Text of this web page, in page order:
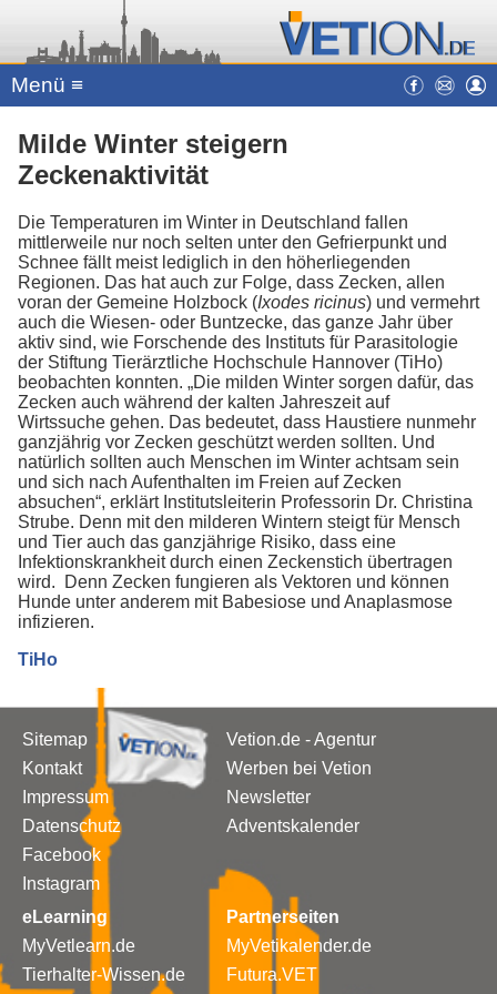
Menü ≡
Milde Winter steigern
Zeckenaktivität
Die Temperaturen im Winter in Deutschland fallen
mittlerweile nur noch selten unter den Gefrierpunkt und
Schnee fällt meist lediglich in den höherliegenden
Regionen. Das hat auch zur Folge, dass Zecken, allen
voran der Gemeine Holzbock (Ixodes ricinus) und vermehrt
auch die Wiesen- oder Buntzecke, das ganze Jahr über
aktiv sind, wie Forschende des Instituts für Parasitologie
der Stiftung Tierärztliche Hochschule Hannover (TiHo)
beobachten konnten. „Die milden Winter sorgen dafür, das
Zecken auch während der kalten Jahreszeit auf
Wirtssuche gehen. Das bedeutet, dass Haustiere nunmehr
ganzjährig vor Zecken geschützt werden sollten. Und
natürlich sollten auch Menschen im Winter achtsam sein
und sich nach Aufenthalten im Freien auf Zecken
absuchen“, erklärt Institutsleiterin Professorin Dr. Christina
Strube. Denn mit den milderen Wintern steigt für Mensch
und Tier auch das ganzjährige Risiko, dass eine
Infektionskrankheit durch einen Zeckenstich übertragen
wird. Denn Zecken fungieren als Vektoren und können
Hunde unter anderem mit Babesiose und Anaplasmose
infizieren.
TiHo
Sitemap
Kontakt
Impressum
Datenschutz
Facebook
Instagram
Vetion.de - Agentur
Werben bei Vetion
Newsletter
Adventskalender
eLearning
MyVetlearn.de
Tierhalter-Wissen.de
Partnerseiten
MyVetikalender.de
Futura.VET